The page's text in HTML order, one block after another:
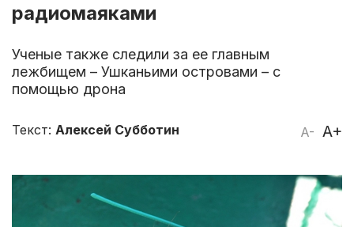
радиомаяками
Ученые также следили за ее главным
лежбищем – Ушканьими островами – с
помощью дрона
A- A+
Текст: Алексей Субботин